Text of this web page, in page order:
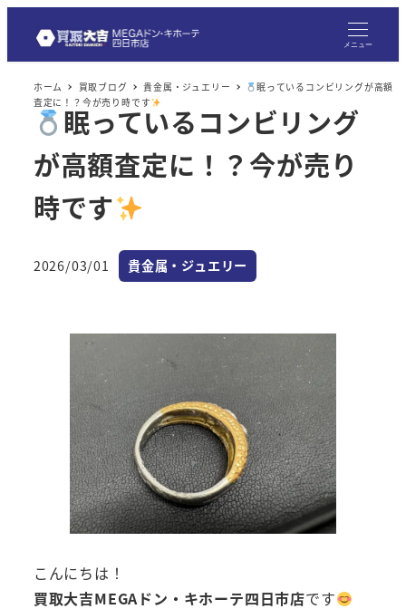
メニュー
ホーム 買取ブログ 貴金属・ジュエリー
眠っているコンビリングが高額
査定に！？今が売り時です
眠っているコンビリング
が高額査定に！？今が売り
時です
投稿日
2026/03/01 カテゴリー
貴金属・ジュエリー
こんにちは！
買取大吉MEGAドン・キホーテ四日市店です